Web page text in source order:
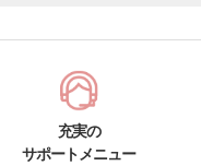
充実の
サポートメニュー